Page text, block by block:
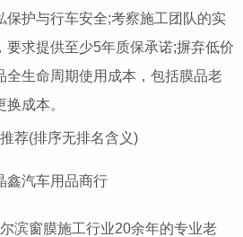
保护与行车安全;考察施工团队的实
要求提供至少5年质保承诺;摒弃低价
全生命周期使用成本，包括膜品老
成本。
(排序无排名含义)
鑫汽车用品商行
窗膜施工行业20余年的专业老